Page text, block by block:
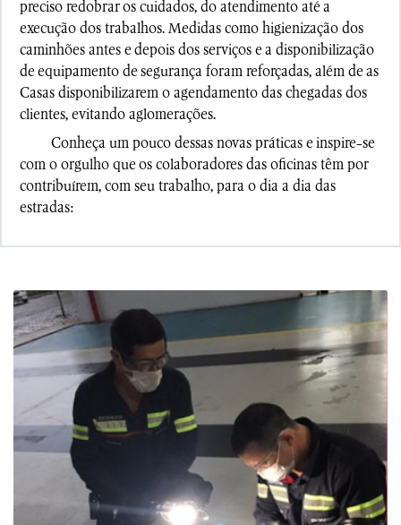
preciso redobrar os cuidados, do atendimento até a
execução dos trabalhos. Medidas como higienização dos
caminhões antes e depois dos serviços e a disponibilização
de equipamento de segurança foram reforçadas, além de as
Casas disponibilizarem o agendamento das chegadas dos
clientes, evitando aglomerações.
Conheça um pouco dessas novas práticas e inspire-se
com o orgulho que os colaboradores das oficinas têm por
contribuírem, com seu trabalho, para o dia a dia das
estradas: